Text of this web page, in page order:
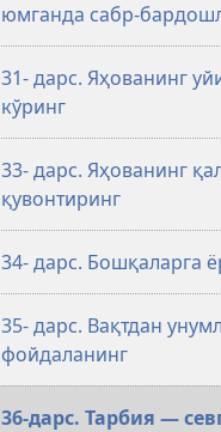
юмганда сабр-
31- дарс. Яҳованинг
кўринг
33- дарс. Яҳованинг
қувонтиринг
34- дарс. Бошқаларга
35- дарс. Вақтдан
фойдаланинг
36-дарс. Тарбия —